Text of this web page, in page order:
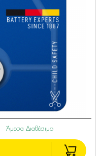
Άμεσα Διαθέσιμο